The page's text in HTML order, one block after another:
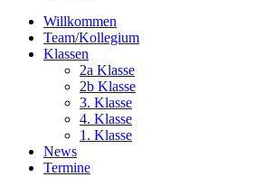
Willkommen
Team/Kollegium
Klassen
2a Klasse
2b Klasse
3. Klasse
4. Klasse
1. Klasse
News
Termine